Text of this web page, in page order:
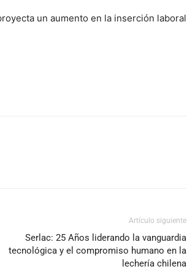
un aumento en la inserción laboral
Artículo siguiente
Serlac: 25 Años liderando la vanguardia
tecnológica y el compromiso humano en la
lechería chilena